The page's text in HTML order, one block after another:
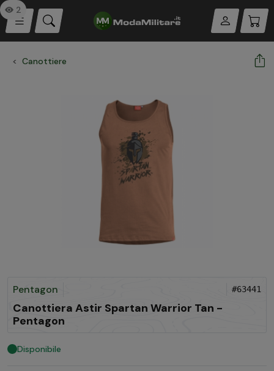
Canottiere
2
Pentagon #63441
Canottiera Astir Spartan Warrior Tan -
Pentagon
Disponibile